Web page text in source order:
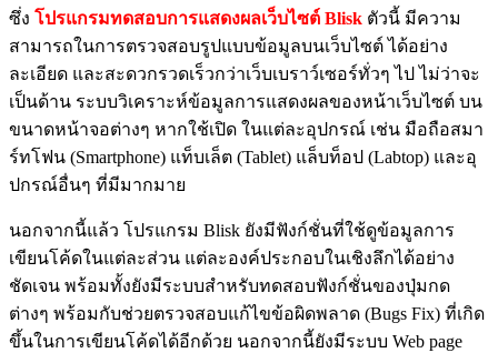
ซึ่ง โปรแกรมทดสอบการแสดงผลเว็บไซต์ Blisk ตัวนี้ มีความ
สามารถในการตรวจสอบรูปแบบข้อมูลบนเว็บไซต์ ได้อย่าง
ละเอียด และสะดวกรวดเร็วกว่าเว็บเบราว์เซอร์ทั่วๆ ไป ไม่ว่าจะ
เป็นด้าน ระบบวิเคราะห์ข้อมูลการแสดงผลของหน้าเว็บไซต์ บน
ขนาดหน้าจอต่างๆ หากใช้เปิด ในแต่ละอุปกรณ์ เช่น มือถือสมา
ร์ทโฟน (Smartphone) แท็บเล็ต (Tablet) แล็บท็อป (Labtop) และอุ
ปกรณ์อื่นๆ ที่มีมากมาย
นอกจากนี้แล้ว โปรแกรม Blisk ยังมีฟังก์ชั่นที่ใช้ดูข้อมูลการ
เขียนโค้ดในแต่ละส่วน แต่ละองค์ประกอบในเชิงลึกได้อย่าง
ชัดเจน พร้อมทั้งยังมีระบบสำหรับทดสอบฟังก์ชั่นของปุ่มกด
ต่างๆ พร้อมกับช่วยตรวจสอบแก้ไขข้อผิดพลาด (Bugs Fix) ที่เกิด
ขึ้นในการเขียนโค้ดได้อีกด้วย นอกจากนี้ยังมีระบบ Web page